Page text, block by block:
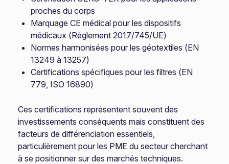
proches du corps
Marquage CE médical pour les dispositifs
médicaux (Règlement 2017/745/UE)
Normes harmonisées pour les géotextiles (EN
13249 à 13257)
Certifications spécifiques pour les filtres (EN
779, ISO 16890)
Ces certifications représentent souvent des
investissements conséquents mais constituent des
facteurs de différenciation essentiels,
particulièrement pour les PME du secteur cherchant
à se positionner sur des marchés techniques.